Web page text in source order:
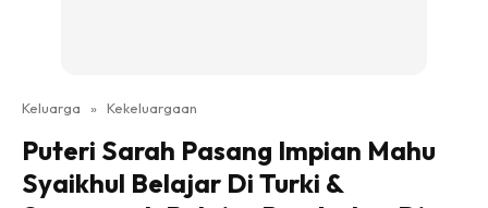
Keluarga » Kekeluargaan
Puteri Sarah Pasang Impian Mahu
Syaikhul Belajar Di Turki &